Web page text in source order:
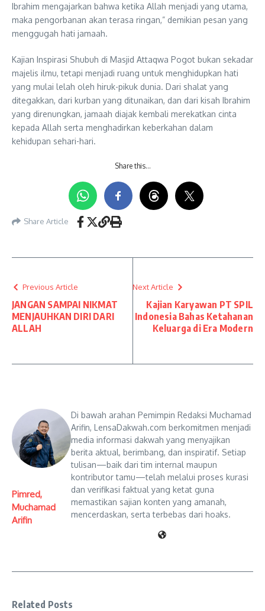
Ibrahim mengajarkan bahwa ketika Allah menjadi yang utama,
maka pengorbanan akan terasa ringan,” demikian pesan yang
menggugah hati jamaah.
Kajian Inspirasi Shubuh di Masjid Attaqwa Pogot bukan sekadar
majelis ilmu, tetapi menjadi ruang untuk menghidupkan hati
yang mulai lelah oleh hiruk-pikuk dunia. Dari shalat yang
ditegakkan, dari kurban yang ditunaikan, dan dari kisah Ibrahim
yang direnungkan, jamaah diajak kembali merekatkan cinta
kepada Allah serta menghadirkan keberkahan dalam
kehidupan sehari-hari.
Share this…
Share Article
Previous Article
JANGAN SAMPAI NIKMAT
MENJAUHKAN DIRI DARI
ALLAH
Next Article
Kajian Karyawan PT SPIL
Indonesia Bahas Ketahanan
Keluarga di Era Modern
Pimred,
Muchamad
Arifin
Di bawah arahan Pemimpin Redaksi Muchamad
Arifin, LensaDakwah.com berkomitmen menjadi
media informasi dakwah yang menyajikan
berita aktual, berimbang, dan inspiratif. Setiap
tulisan—baik dari tim internal maupun
kontributor tamu—telah melalui proses kurasi
dan verifikasi faktual yang ketat guna
memastikan sajian konten yang amanah,
mencerdaskan, serta terbebas dari hoaks.
Related Posts